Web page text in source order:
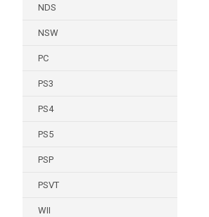
NDS
NSW
PC
PS3
PS4
PS5
PSP
PSVT
WII